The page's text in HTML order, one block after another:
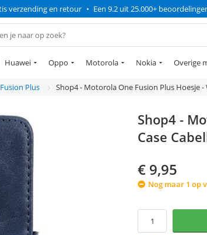
verzending en retour • Een 9.2 uit 25.000+
Huawei Oppo Motorola Nokia Overige
Plus Shop4 - Motorola One Fusion Plus Hoesje -
Shop4 -
Case
€ 9,95
Nog maar 1 op